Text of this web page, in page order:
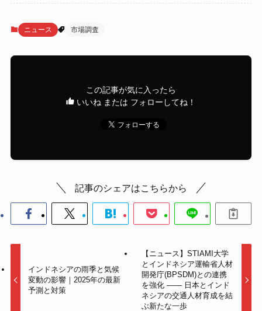
ニュース 市場調査
この記事が気に入ったら
いいね または フォローしてね！
記事のシェアはこちらから
インドネシアの雨季と気候
変動の影響｜2025年の最新
予測と対策
【ニュース】STIAMI大学
とインドネシア運輸省人材
開発庁(BPSDM)との連携
を強化 —— 日本とインド
ネシアの交通人材育成を結
ぶ新たな一歩